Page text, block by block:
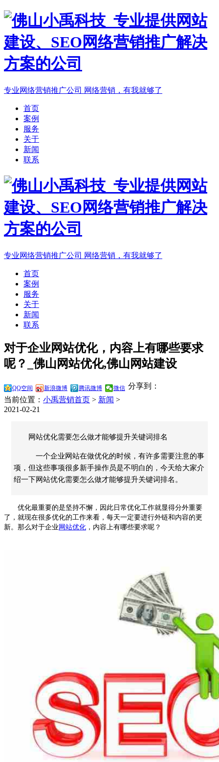
专业网络营销推广公司 网络营销，有我就够了
首页
案例
服务
关于
新闻
联系
专业网络营销推广公司 网络营销，有我就够了
首页
案例
服务
关于
新闻
联系
对于企业网站优化，内容上有哪些要求
呢？_佛山网站优化,佛山网站建设
分享到：
QQ空间 新浪微博 腾讯微博 微信
当前位置： 小禹营销首页 > 新闻 >
2021-02-21
网站优化需要怎么做才能够提升关键词排名
一个企业网站在做优化的时候，有许多需要注意的事
项，但这些事项很多新手操作员是不明白的，今天给大家介
绍一下网站优化需要怎么做才能够提升关键词排名。
优化最重要的是坚持不懈，因此日常优化工作就显得分外重要
了，就现在很多优化的工作来看，每天一定要进行外链和内容的更
新。那么对于企业网站优化 ，内容上有哪些要求呢？